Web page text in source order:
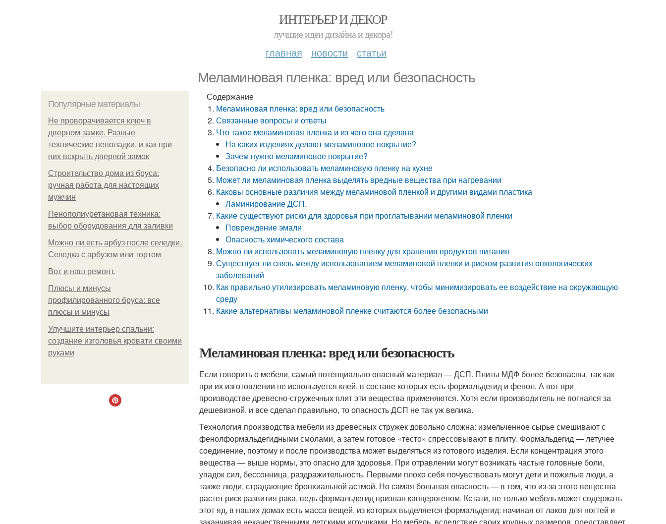
ИНТЕРЬЕР И ДЕКОР
лучшие идеи дизайна и декора!
главная новости статьи
Меламиновая пленка: вред или безопасность
Популярные материалы
Не проворачивается ключ в
дверном замке. Разные
технические неполадки, и как при
них вскрыть дверной замок
Строительство дома из бруса:
ручная работа для настоящих
мужчин
Пенополиуретановая техника:
выбор оборудования для заливки
Можно ли есть арбуз после селедки.
Селедка с арбузом или тортом
Boт и наш ремoнт.
Плюсы и минусы
профилированного бруса: все
плюсы и минусы
Улучшите интерьер спальни:
создание изголовья кровати своими
руками
Содержание
Меламиновая пленка: вред или безопасность
Связанные вопросы и ответы
Что такое меламиновая пленка и из чего она сделана
На каких изделиях делают меламиновое покрытие?
Зачем нужно меламиновое покрытие?
Безопасно ли использовать меламиновую пленку на кухне
Может ли меламиновая пленка выделять вредные вещества при нагревании
Каковы основные различия между меламиновой пленкой и другими видами пластика
Ламинирование ДСП.
Какие существуют риски для здоровья при проглатывании меламиновой пленки
Повреждение эмали
Опасность химического состава
Можно ли использовать меламиновую пленку для хранения продуктов питания
Существует ли связь между использованием меламиновой пленки и риском развития онкологических
заболеваний
Как правильно утилизировать меламиновую пленку, чтобы минимизировать ее воздействие на окружающую
среду
Какие альтернативы меламиновой пленке считаются более безопасными
Меламиновая пленка: вред или безопасность
Если говорить о мебели, самый потенциально опасный материал — ДСП. Плиты МДФ более безопасны, так как
при их изготовлении не используется клей, в составе которых есть формальдегид и фенол. А вот при
производстве древесно-стружечных плит эти вещества применяются. Хотя если производитель не погнался за
дешевизной, и все сделал правильно, то опасность ДСП не так уж велика.
Технология производства мебели из древесных стружек довольно сложна: измельченное сырье смешивают с
фенолформальдегидными смолами, а затем готовое «тесто» спрессовывают в плиту. Формальдегид — летучее
соединение, поэтому и после производства может выделяться из готового изделия. Если концентрация этого
вещества — выше нормы, это опасно для здоровья. При отравлении могут возникать частые головные боли,
упадок сил, бессонница, раздражительность. Первыми плохо себя почувствовать могут дети и пожилые люди, а
также люди, страдающие бронхиальной астмой. Но самая большая опасность — в том, что из-за этого вещества
растет риск развития рака, ведь формальдегид признан канцерогеном. Кстати, не только мебель может содержать
этот яд, в наших домах есть масса вещей, из которых выделяется формальдегид: начиная от лаков для ногтей и